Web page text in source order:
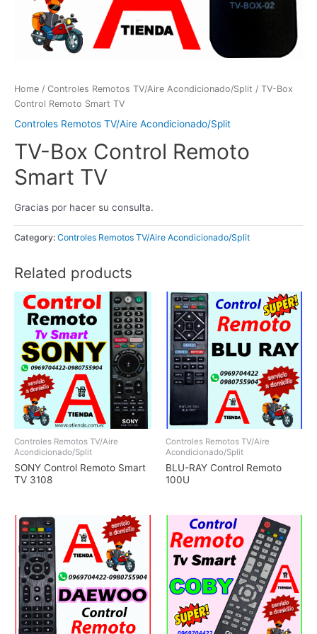
Home / Controles Remotos TV/Aire Acondicionado/Split / TV-Box
Control Remoto Smart TV
Controles Remotos TV/Aire Acondicionado/Split
TV-Box Control Remoto
Smart TV
Gracias por hacer su consulta.
Category: Controles Remotos TV/Aire Acondicionado/Split
Related products
Controles Remotos TV/Aire
Acondicionado/Split
SONY Control Remoto Smart
TV 3108
Controles Remotos TV/Aire
Acondicionado/Split
BLU-RAY Control Remoto
100U